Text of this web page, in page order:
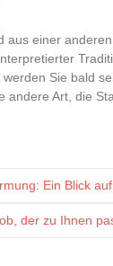
aus einer
Sie bald
Art, die
Ein Blick
der zu Ihnen